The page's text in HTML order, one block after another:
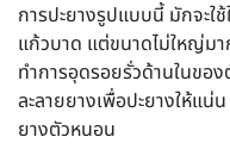
การปะยางรูปแบบนี้ มักจะใ
แก้วบาด แต่ขนาดไม่ใหญ่ม
ทำการอุดรอยรั่วด้านในขอ
ละลายยางเพื่อปะยางให้แน่
ยางตัวหนอน